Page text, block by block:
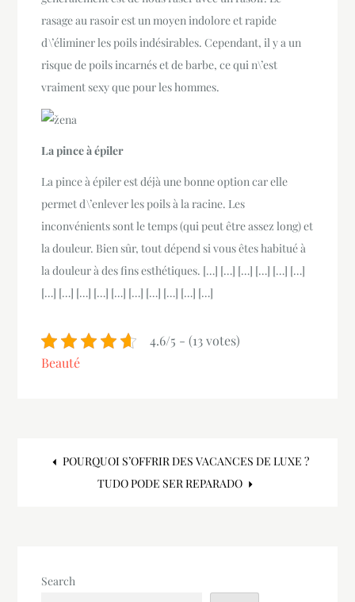
rasage au rasoir est un moyen indolore et rapide
d\’éliminer les poils indésirables. Cependant, il y a un
risque de poils incarnés et de barbe, ce qui n\’est
vraiment sexy que pour les hommes.
La pince à épiler
La pince à épiler est déjà une bonne option car elle
permet d\’enlever les poils à la racine. Les
inconvénients sont le temps (qui peut être assez long) et
la douleur. Bien sûr, tout dépend si vous êtes habitué à
la douleur à des fins esthétiques. […] […] […] […] […] […]
[…] […] […] […] […] […] […] […] […] […]
4.6/5 - (13 votes)
Beauté
Post
POURQUOI S’OFFRIR DES VACANCES DE LUXE ?
TUDO PODE SER REPARADO
Search